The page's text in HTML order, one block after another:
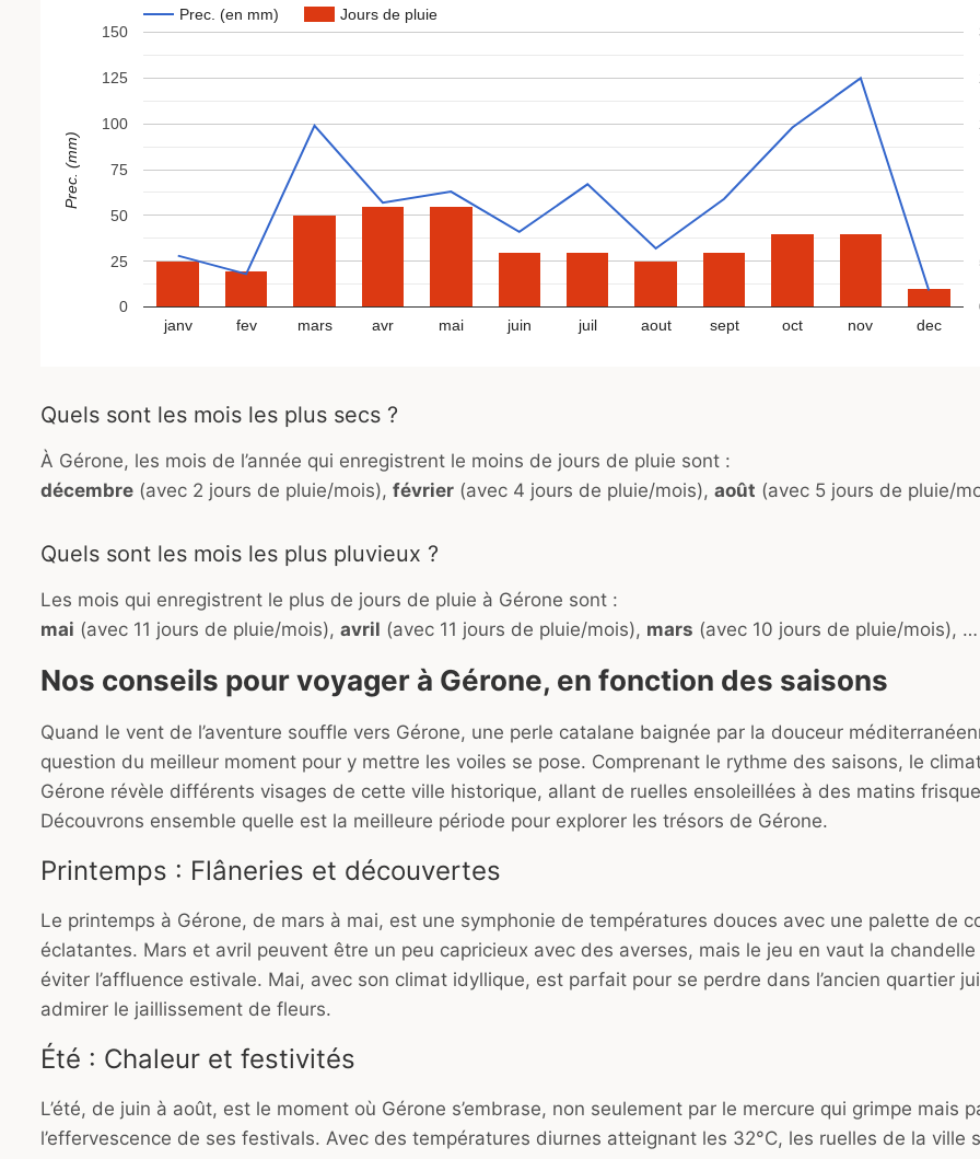
Prec. (en mm)
Jours de pluie
janv fev mars avr mai juin juil aout sept oct nov dec
0
25
50
75
100
125
150
Prec. (mm)
Quels sont les mois les plus secs ?
À Gérone, les mois de l’année qui enregistrent le moins de jours de pluie sont :
décembre (avec 2 jours de pluie/mois), février (avec 4 jours de pluie/mois), août (avec 5 jours de pluie/
Quels sont les mois les plus pluvieux ?
Les mois qui enregistrent le plus de jours de pluie à Gérone sont :
mai (avec 11 jours de pluie/mois), avril (avec 11 jours de pluie/mois), mars (avec 10 jours de pluie/mois), …
Nos conseils pour voyager à Gérone, en fonction des saisons
Quand le vent de l’aventure souffle vers Gérone, une perle catalane baignée par la douceur
question du meilleur moment pour y mettre les voiles se pose. Comprenant le rythme des saisons, le
Gérone révèle différents visages de cette ville historique, allant de ruelles ensoleillées à des matins
Découvrons ensemble quelle est la meilleure période pour explorer les trésors de Gérone.
Printemps : Flâneries et découvertes
Le printemps à Gérone, de mars à mai, est une symphonie de températures douces avec une palette de
éclatantes. Mars et avril peuvent être un peu capricieux avec des averses, mais le jeu en vaut la chandelle
éviter l’affluence estivale. Mai, avec son climat idyllique, est parfait pour se perdre dans l’ancien quartier
admirer le jaillissement de fleurs.
Été : Chaleur et festivités
L’été, de juin à août, est le moment où Gérone s’embrase, non seulement par le mercure qui grimpe mais
l’effervescence de ses festivals. Avec des températures diurnes atteignant les 32°C, les ruelles de la ville